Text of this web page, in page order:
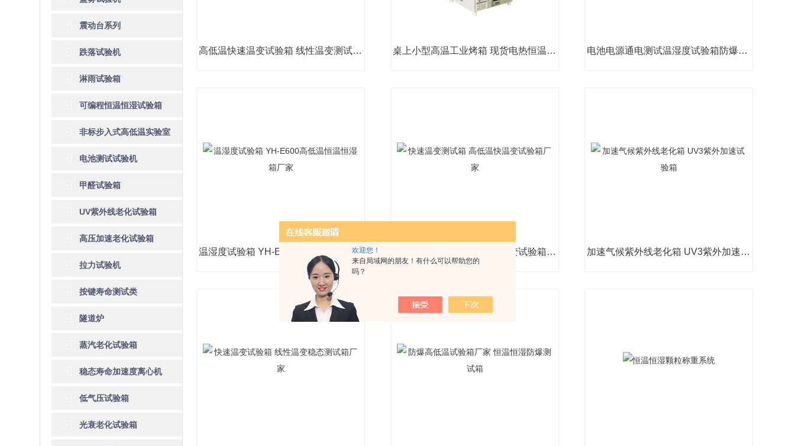
欢迎您！
来自局域网的朋友！有什么可以帮助您的
吗？
震动台系列
跌落试验机
淋雨试验箱
可编程恒温恒湿试验箱
非标步入式高低温实验室
电池测试试验机
甲醛试验箱
UV紫外线老化试验箱
高压加速老化试验箱
拉力试验机
按键寿命测试类
隧道炉
蒸汽老化试验箱
稳态寿命加速度离心机
低气压试验箱
光衰老化试验箱
高低温快速温变试验箱 线性温变测试环境箱 桌上小型高温工业烤箱 现货电热恒温老化箱 电池电源通电测试温湿度试验箱防爆高低温箱
温湿度试验箱 YH-E600高低温恒温恒湿箱厂家 快速温变测试箱 高低温快温变试验箱厂家 加速气候紫外线老化箱 UV3紫外加速试验箱